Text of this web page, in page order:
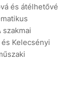
és átélhetővé
Kelecsényi